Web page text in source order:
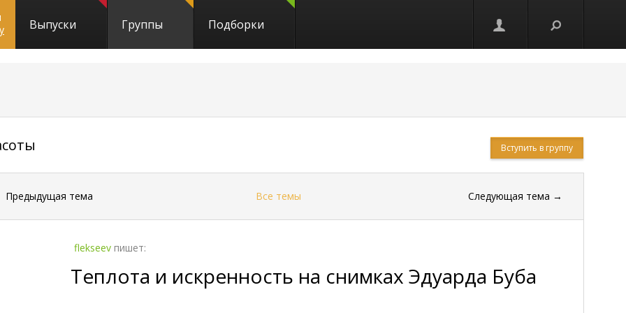
Выпуски Группы Подборки
Вступить в группу
Предыдущая тема Все темы Следующая тема →
flekseev пишет:
Теплота и искренность на снимках Эдуарда Буба